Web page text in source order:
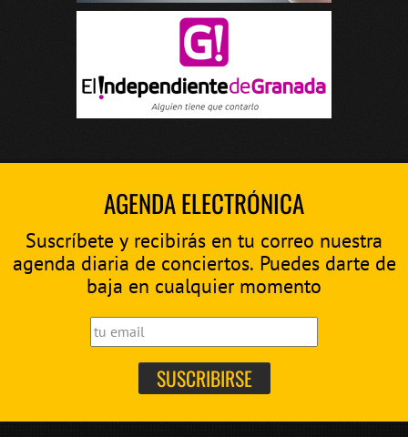
AGENDA ELECTRÓNICA
Suscríbete y recibirás en tu correo nuestra
agenda diaria de conciertos. Puedes darte de
baja en cualquier momento